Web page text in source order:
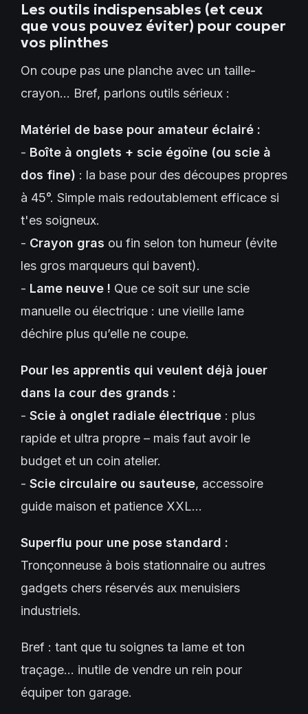
Les outils indispensables (et ceux
que vous pouvez éviter) pour couper
vos plinthes
On coupe pas une planche avec un taille-
crayon... Bref, parlons outils sérieux :
Matériel de base pour amateur éclairé :
- Boîte à onglets + scie égoïne (ou scie à
dos fine) : la base pour des découpes propres
à 45°. Simple mais redoutablement efficace si
t'es soigneux.
- Crayon gras ou fin selon ton humeur (évite
les gros marqueurs qui bavent).
- Lame neuve ! Que ce soit sur une scie
manuelle ou électrique : une vieille lame
déchire plus qu’elle ne coupe.
Pour les apprentis qui veulent déjà jouer
dans la cour des grands :
- Scie à onglet radiale électrique : plus
rapide et ultra propre – mais faut avoir le
budget et un coin atelier.
- Scie circulaire ou sauteuse, accessoire
guide maison et patience XXL…
Superflu pour une pose standard :
Tronçonneuse à bois stationnaire ou autres
gadgets chers réservés aux menuisiers
industriels.
Bref : tant que tu soignes ta lame et ton
traçage… inutile de vendre un rein pour
équiper ton garage.